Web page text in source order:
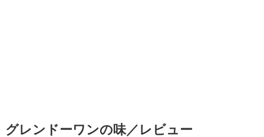
グレンドーワンの味／レビュー